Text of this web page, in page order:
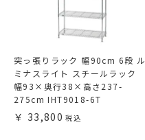
突っ張りラック 幅90cm 6段 ル
ミナスライト スチールラック
幅93×奥行38×高さ237-
275cm IHT9018-6T
33,800